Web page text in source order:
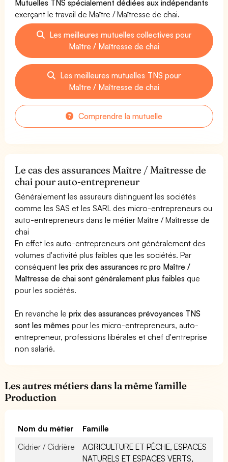
Mutuelles TNS spécialement dédiées aux indépendants
exerçant le travail de Maître / Maîtresse de chai.
Les meilleures mutuelles collectives pour
Maître / Maîtresse de chai
Les meilleures mutuelles TNS pour
Maître / Maîtresse de chai
Comprendre la mutuelle
Le cas des assurances Maître / Maîtresse de
chai pour auto-entrepreneur
Généralement les assureurs distinguent les sociétés
comme les SAS et les SARL des micro-entrepreneurs ou
auto-entrepreneurs dans le métier Maître / Maîtresse de
chai
En effet les auto-entrepreneurs ont généralement des
volumes d'activité plus faibles que les sociétés. Par
conséquentles prix des assurances rc pro Maître /
Maîtresse de chai sont généralement plus faibles que
pour les sociétés.
En revanche leprix des assurances prévoyances TNS
sont les mêmes pour les micro-entrepreneurs, auto-
entrepreneur, professions libérales et chef d'entreprise
non salarié.
Les autres métiers dans la même famille
Production
Nom du métier
Famille
Cidrier / Cidrière
AGRICULTURE ET PÊCHE, ESPACES
NATURELS ET ESPACES VERTS,